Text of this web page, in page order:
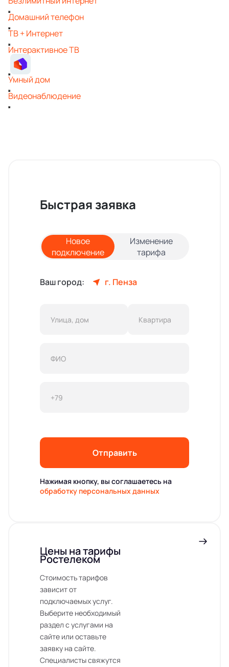
Домашний телефон
ТВ + Интернет
Интерактивное ТВ
Умный дом
Видеонаблюдение
Быстрая заявка
Новое
подключение
Изменение
тарифа
Ваш город: г. Пенза
Отправить
Нажимая кнопку, вы соглашаетесь на
обработку персональных данных
Цены на тарифы
Ростелеком
Стоимость тарифов
зависит от
подключаемых услуг.
Выберите необходимый
раздел с услугами на
сайте или оставьте
заявку на сайте.
Специалисты свяжутся